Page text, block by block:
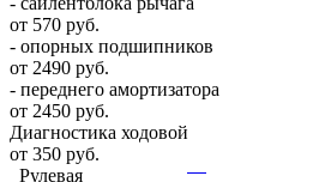
от 570 руб.
- опорных подшипников
от 2490 руб.
- переднего амортизатора
от 2450 руб.
Диагностика ходовой
от 350 руб.
Рулевая